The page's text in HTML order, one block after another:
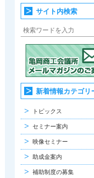
サイト内検索
新着情報カテゴリ
トピックス
セミナー案内
映像セミナー
助成金案内
補助制度の募集